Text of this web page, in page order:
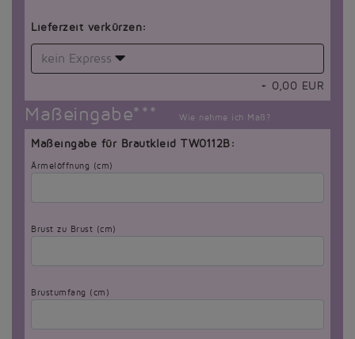
Lieferzeit verkürzen:
kein Express
+ 0,00 EUR
Maßeingabe*** Wie nehme ich Maß?
Maßeingabe für Brautkleid TW0112B:
Ärmelöffnung (cm)
Brust zu Brust (cm)
Brustumfang (cm)